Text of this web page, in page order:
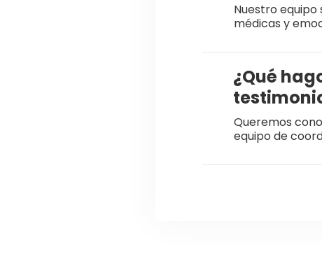
Nuestro equipo
médicas y
¿Qué
Queremos
equipo de